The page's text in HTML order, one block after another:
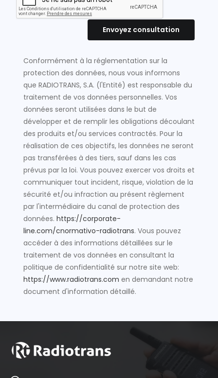
Envoyez consultation
Conformément à la réglementation sur la
protection des données, nous vous informons
que RADIOTRANS, S.A. (l'Entité) est responsable du
traitement de vos données personnelles. Vos
données seront utilisées dans le but de
développer et de remplir les obligations découlant
des produits et/ou services contractés. Pour la
réalisation de ces objectifs, les données ne seront
pas transférées à des tiers, sauf dans les cas
prévus par la loi. Vous pouvez exercer vos droits et
communiquer tout incident, risque, violation de la
sécurité et/ou infraction au présent règlement
par l'intermédiaire du canal de protection des
données. https://corporate-
line.com/cnormativo-radiotrans. Vous pouvez
accéder à des informations détaillées sur le
traitement de vos données en consultant la
politique de confidentialité sur notre site web:
https://www.radiotrans.com en demandant notre
document d'information détaillé.